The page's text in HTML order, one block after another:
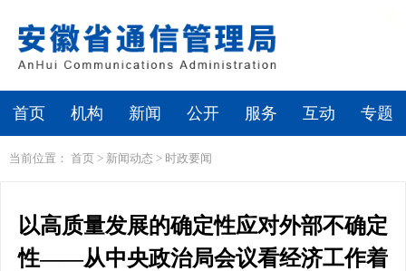
首页 机构 新闻 公开 服务 互动 专题
当前位置： 首页 > 新闻动态 > 时政要闻
以高质量发展的确定性应对外部不确定
性——从中央政治局会议看经济工作着